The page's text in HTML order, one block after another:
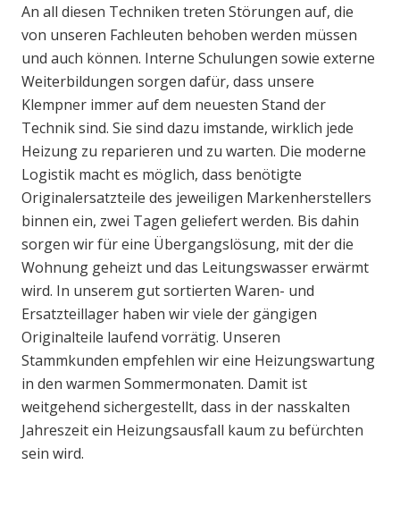
An all diesen Techniken treten Störungen auf, die
von unseren Fachleuten behoben werden müssen
und auch können. Interne Schulungen sowie externe
Weiterbildungen sorgen dafür, dass unsere
Klempner immer auf dem neuesten Stand der
Technik sind. Sie sind dazu imstande, wirklich jede
Heizung zu reparieren und zu warten. Die moderne
Logistik macht es möglich, dass benötigte
Originalersatzteile des jeweiligen Markenherstellers
binnen ein, zwei Tagen geliefert werden. Bis dahin
sorgen wir für eine Übergangslösung, mit der die
Wohnung geheizt und das Leitungswasser erwärmt
wird. In unserem gut sortierten Waren- und
Ersatzteillager haben wir viele der gängigen
Originalteile laufend vorrätig. Unseren
Stammkunden empfehlen wir eine Heizungswartung
in den warmen Sommermonaten. Damit ist
weitgehend sichergestellt, dass in der nasskalten
Jahreszeit ein Heizungsausfall kaum zu befürchten
sein wird.